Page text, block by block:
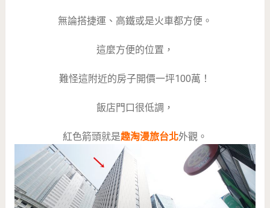
無論搭捷運、高鐵或是火車都方便。
這麼方便的位置，
難怪這附近的房子開價一坪100萬！
飯店門口很低調，
紅色箭頭就是趣淘漫旅台北外觀。